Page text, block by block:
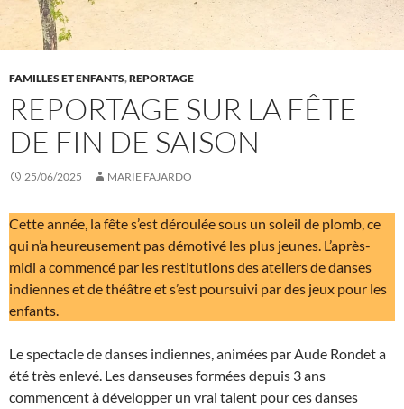
FAMILLES ET ENFANTS,REPORTAGE
REPORTAGE SUR LA FÊTE
DE FIN DE SAISON
25/06/2025 MARIE FAJARDO
Cette année, la fête s’est déroulée sous un soleil de plomb, ce
qui n’a heureusement pas démotivé les plus jeunes. L’après-
midi a commencé par les restitutions des ateliers de danses
indiennes et de théâtre et s’est poursuivi par des jeux pour les
enfants.
Le spectacle de danses indiennes, animées par Aude Rondet a
été très enlevé. Les danseuses formées depuis 3 ans
commencent à développer un vrai talent pour ces danses